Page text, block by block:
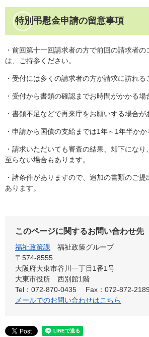
特別弔慰金申請の留意事項
・前回第十一回請求者の方で前回の請求者
は、ご持参ください。
・受付には多くの請求者の方が請求に訪れる
・受付から書類の確認までお時間がかかる場
・書類不足などで再来庁をお願いする場合が
・申請から国債の支給までは1年～1年半かか
・請求いただいても審査の結果、却下にな
至らない場合もあります。
・諸条件がありますので、追加の書類のご
あります。
このページに関するお問い合わせ先
福祉政策課
福祉政策グループ
〒574-8555
大阪府大東市谷川一丁目1番1号
大東市役所 西別館1階
Tel：072-870-0435
Fax：072-872-2189
メールでのお問い合わせはこちら